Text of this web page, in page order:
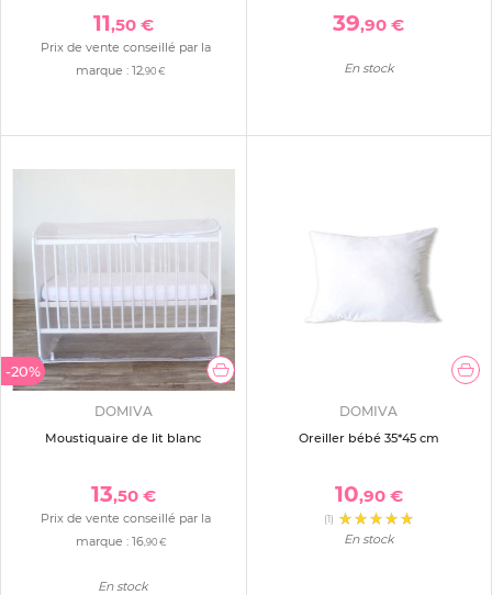
11,50 €
Prix de vente conseillé par la
marque :12 ,90 €
39,90 €
En stock
-20%
DOMIVA
Moustiquaire de lit blanc
13,50 €
Prix de vente conseillé par la
marque : 16,90 €
En stock
DOMIVA
Oreiller bébé 35*45 cm
10,90 €
(1)
En stock